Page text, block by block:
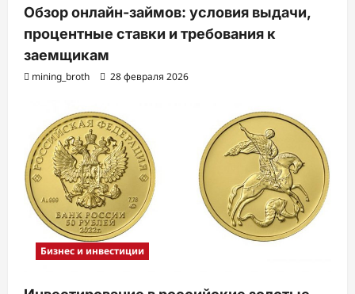
Обзор онлайн-займов: условия выдачи,
процентные ставки и требования к
заемщикам
mining_broth 28 февраля 2026
Бизнес и инвестиции